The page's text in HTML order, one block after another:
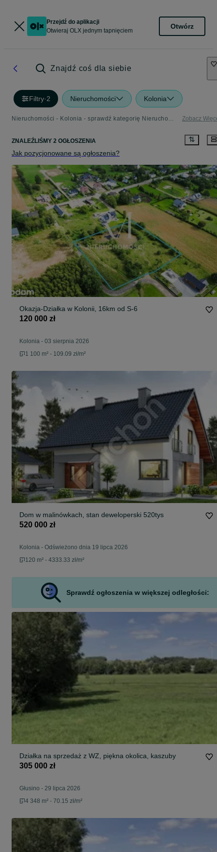
Przejdź do aplikacji
Otwieraj OLX jednym tapnięciem
Otwórz
Znajdź coś dla siebie
Filtry·2 Nieruchomości Kolonia
Nieruchomości - Kolonia - sprawdź kategorię Nieruchomości Zobacz
ZNALEŹLIŚMY 2 OGŁOSZENIA
Jak pozycjonowane są ogłoszenia?
Okazja-Działka w Kolonii, 16km od S-6
120 000 zł
Kolonia - 03 sierpnia 2026
1 100 m² - 109.09 zł/m²
Dom w malinówkach, stan deweloperski 520tys
520 000 zł
Kolonia - Odświeżono dnia 19 lipca 2026
120 m² - 4333.33 zł/m²
Sprawdź ogłoszenia w większej odległości:
Działka na sprzedaż z WZ, piękna okolica, kaszuby
305 000 zł
Głusino - 29 lipca 2026
4 348 m² - 70.15 zł/m²